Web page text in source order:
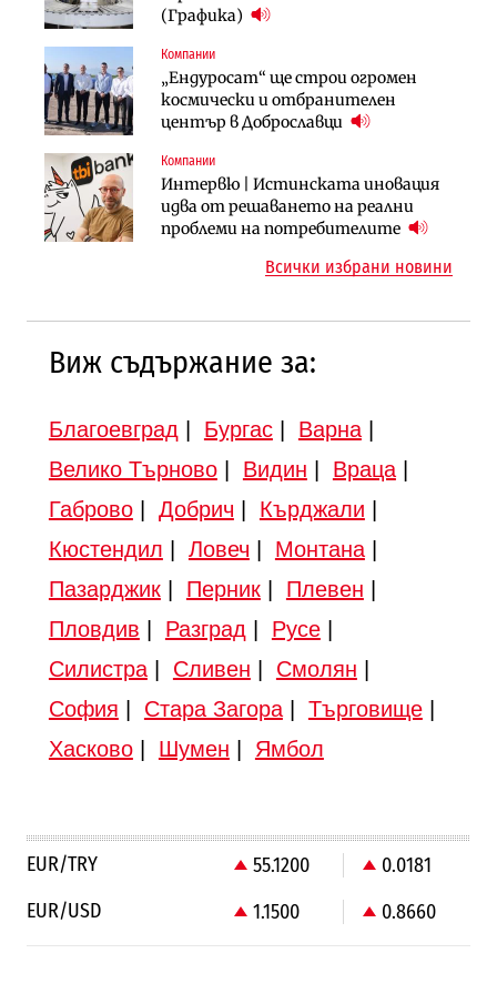
(Графика)
Компании
„Ендуросат“ ще строи огромен
космически и отбранителен
център в Доброславци
Компании
Интервю | Истинската иновация
идва от решаването на реални
проблеми на потребителите
няколко седмици, ако сушата
Компании
„Хювефарма“ подписа договор за
придобиване на Euroapi Italy
Инфраструктура
АПИ възложи промяната на
парцеларния план за
България продължава да се охлажда
Публични финанси
След 20 години застой: Данъчните
оценки на имотите може да бъдат
Инфраструктура
Вторият мост над Варненското
езеро става част от бъдещата
Всички избрани новини
Виж съдържание за:
Благоевград Бургас| Варна|
Велико Търново| Видин Враца|
Габрово| Добрич Кърджали
Кюстендил
Ловеч Монтана|
Пазарджик| Перник| Плевен
Пловдив
Разград Русе|
Силистра| Сливен Смолян
София
Стара Загора| Търговище|
Хасково| Шумен Ямбол
EUR/TRY 55.1200
0.0181
EUR/USD
1.1500 0.8660